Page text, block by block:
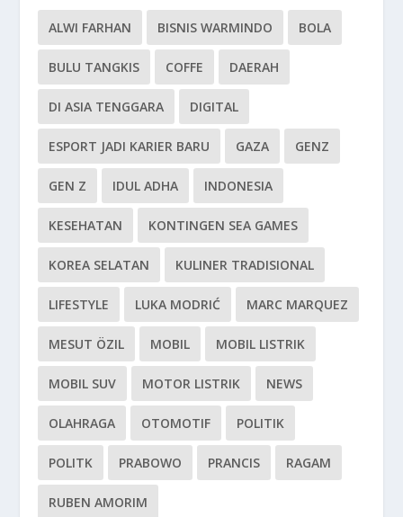
ALWI FARHAN BISNIS WARMINDO BOLA
BULU TANGKIS COFFE DAERAH
DI ASIA TENGGARA DIGITAL
ESPORT JADI KARIER BARU GAZA GENZ
GEN Z IDUL ADHA INDONESIA
KESEHATAN KONTINGEN SEA GAMES
KOREA SELATAN KULINER TRADISIONAL
LIFESTYLE LUKA MODRIĆ MARC MARQUEZ
MESUT ÖZIL MOBIL MOBIL LISTRIK
MOBIL SUV MOTOR LISTRIK NEWS
OLAHRAGA OTOMOTIF POLITIK
POLITK PRABOWO PRANCIS RAGAM
RUBEN AMORIM